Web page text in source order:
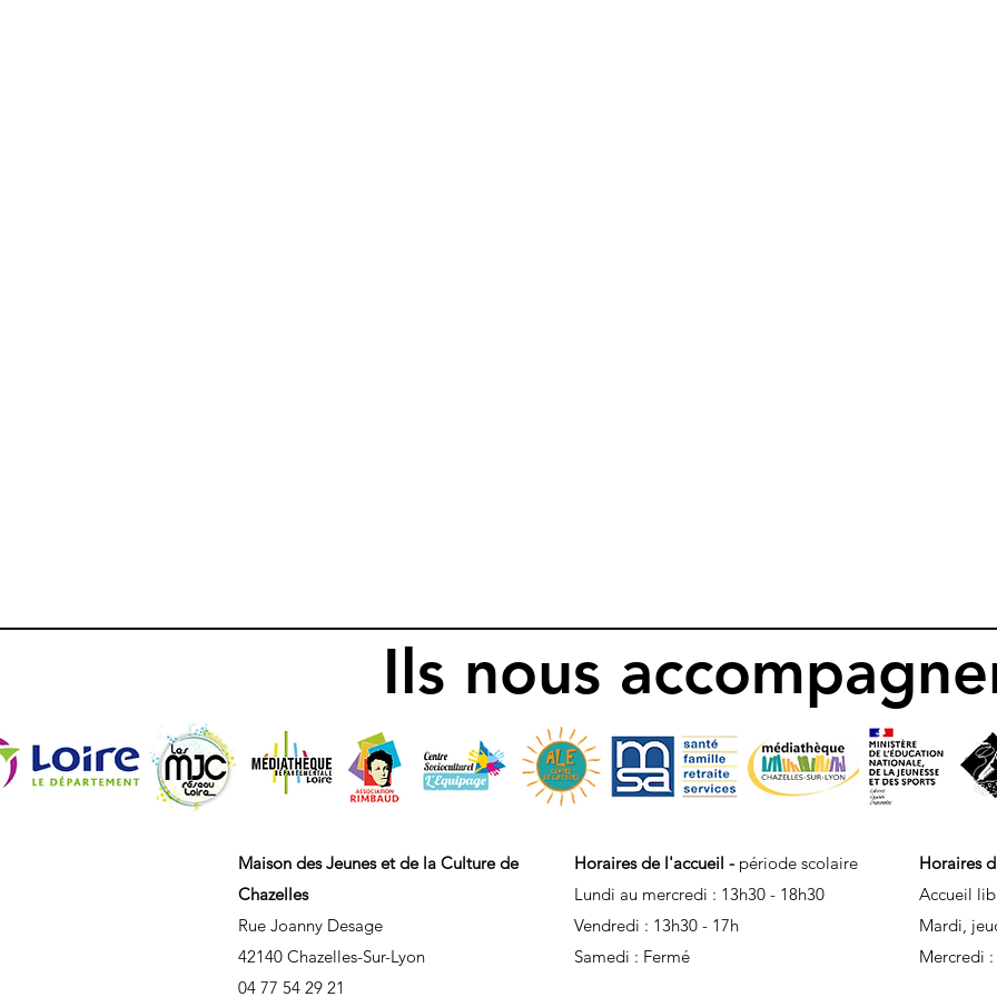
Ils nous
Maison des Jeunes et de la Culture de
Chazelles
Rue Joanny Desage
42140 Chazelles-Sur-Lyon
04 77 54 29 21
Horaires de l'accueil - période scolaire
Lundi au mercredi : 13h30 - 18h30
Vendredi : 13h30 - 17h
Samedi : Fermé
Horaires
Accueil
Mardi,
Mercredi